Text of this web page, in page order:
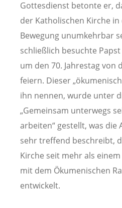
Gottesdienst betonte er,
der Katholischen Kirche
Bewegung unumkehrbar
schließlich besuchte Papst
um den 70. Jahrestag von
feiern. Dieser
ihn nennen, wurde unter
„Gemeinsam unterwegs
arbeiten“ gestellt, was die
sehr treffend beschreibt,
Kirche seit mehr als
mit dem Ökumenischen
entwickelt.